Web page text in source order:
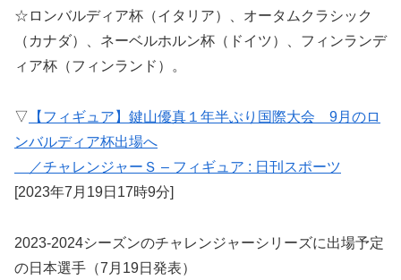
☆ロンバルディア杯（イタリア）、オータムクラシック
（カナダ）、ネーベルホルン杯（ドイツ）、フィンランデ
ィア杯（フィンランド）。
▽ 【フィギュア】鍵山優真１年半ぶり国際大会 9月のロ
ンバルディア杯出場へ
／チャレンジャーＳ – フィギュア : 日刊スポーツ
[2023年7月19日17時9分]
2023-2024シーズンのチャレンジャーシリーズに出場予定
の日本選手（7月19日発表）